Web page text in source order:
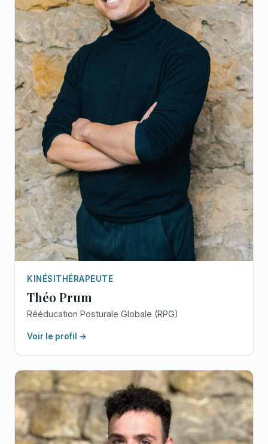
KINÉSITHÉRAPEUTE
Théo Prum
Rééducation Posturale Globale (RPG)
Voir le profil →